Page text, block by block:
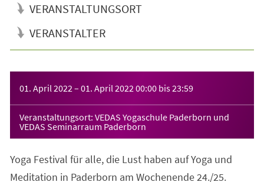
VERANSTALTUNGSORT
VERANSTALTER
01. April 2022 – 01. April 2022 00:00 bis23:59
Veranstaltungsort: VEDAS Yogaschule Paderborn und
VEDAS Seminarraum Paderborn
Yoga Festival für alle, die Lust haben auf Yoga und
Meditation in Paderborn am Wochenende 24./25.